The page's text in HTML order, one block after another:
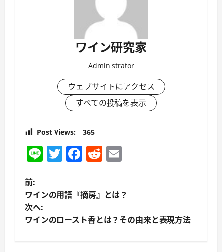
ワイン研究家
Administrator
ウェブサイトにアクセス
すべての投稿を表示
Post Views: 365
LineTwitter
Facebook
Reddit
投
稿
ナ
前:
ワインの用語『摘房』とは？
次へ:
ワインのロースト香とは？その由来と表現方法